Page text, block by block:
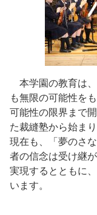
本学園の教育は
も無限の可能性を
可能性の限界まで
た裁縫塾から始ま
現在も、「夢のさ
者の信念は受け継
実現するとともに
います。